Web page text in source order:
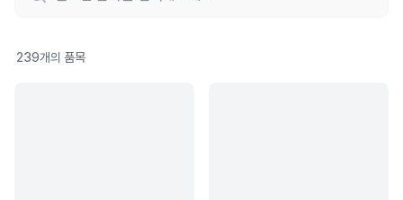
239개의 품목